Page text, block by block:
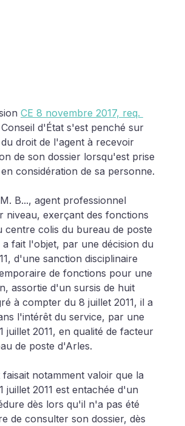
CE 8 novembre 2017, req.
d'État s'est penché sur
droit de l'agent à recevoir
de son dossier lorsqu'est prise
considération de sa personne.
B..., agent professionnel
niveau, exerçant des fonctions
centre colis du bureau de poste
a fait l'objet, par une décision du
d'une sanction disciplinaire
de fonctions pour une
assortie d'un sursis de huit
à compter du 8 juillet 2011, il a
l'intérêt du service, par une
juillet 2011, en qualité de facteur
de poste d'Arles.
notamment valoir que la
juillet 2011 est entachée d'un
dès lors qu'il n'a pas été
de consulter son dossier, dès